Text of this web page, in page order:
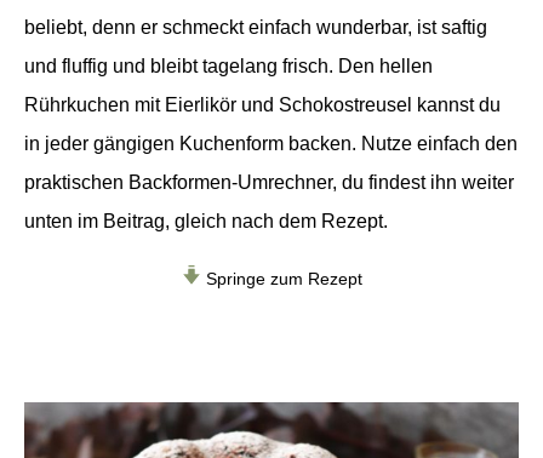
beliebt, denn er schmeckt einfach wunderbar, ist saftig
und fluffig und bleibt tagelang frisch. Den hellen
Rührkuchen mit Eierlikör und Schokostreusel kannst du
in jeder gängigen Kuchenform backen. Nutze einfach den
praktischen Backformen-Umrechner, du findest ihn weiter
unten im Beitrag, gleich nach dem Rezept.
Springe zum Rezept